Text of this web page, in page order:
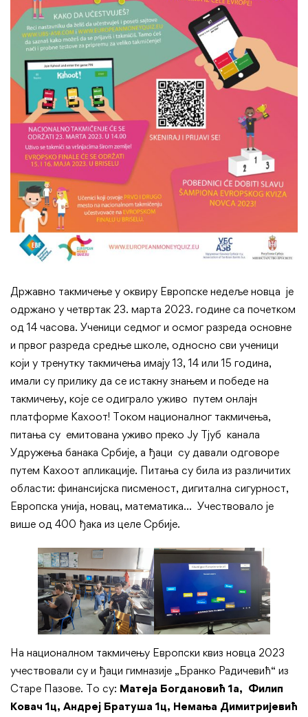
Државно такмичење у оквиру Европске недеље новца је
одржано у четвртак 23. марта 2023. године са почетком
од 14 часова. Ученици седмог и осмог разреда основне
и првог разреда средње школе, односно сви ученици
који у тренутку такмичења имају 13, 14 или 15 година,
имали су прилику да се истакну знањем и победе на
такмичењу, које се одиграло уживо путем онлајн
платформе Кахоот! Током националног такмичења,
питања су емитована уживо преко Ју Тјуб канала
Удружења банака Србије, а ђаци су давали одговоре
путем Кахоот апликације. Питања су била из различитих
области: финансијска писменост, дигитална сигурност,
Европска унија, новац, математика… Учествовало је
више од 400 ђака из целе Србије.
На националном такмичењу Европски квиз новца 2023
учествовали су и ђаци гимназије „Бранко Радичевић“ из
Старе Пазове. То су: Матеја Богдановић 1а, Филип
Ковач 1ц, Андреj Братуша 1ц, Немања Димитријевић